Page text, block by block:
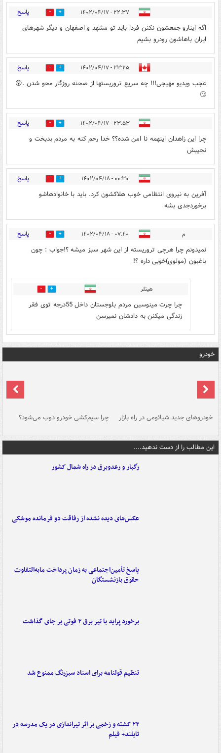
۲۲:۳۷ - ۱۴۰۲/۰۴/۱۷ 1 پاسخ
اگه اینارو جمعشون نکنن فردا باید تو مشهد و اصفهان و دیگر شهرهای
ایران باهاشون رودرو بشیم
۲۳:۲۵ - ۱۴۰۲/۰۴/۱۷ 0 پاسخ
عجب ویدیو مهیجی!!! چه سریع تروریستها از صحنه روزگار محو شدن .😲
🙄
۲۳:۵۳ - ۱۴۰۲/۰۴/۱۷ 0 پاسخ
چرا این زاهدان اینهمه نا امن شده؟؟ خدا رحم کنه به مردم بدبخت و
نجیبش
۰۰:۳۰ - ۱۴۰۲/۰۴/۱۸ 1 پاسخ
آفرین به نیروی انتظامی خوب هلاکشون کرد. باید با خانوادهاشو
برخوردجدی بشه
م ۰۷:۴۰ - ۱۴۰۲/۰۴/۱۸ 0 پاسخ
نمیدونم چرا هرچی تروریسته از این شهر سبز میشه ؟!جواب : چون
باغبون (مولوی)خوبی داره ؟!
هیتلر 0
چرا چرت مینوسین مردم بلوجستان داخل 55درجه توی فقر
زندگی میکنن به دادشان نمیرسن
خودرو
خودروهای جدید شیائومی در راه بازار چرا سیم‌کشی خودرو ذوب می‌شود؟
این مطالب را از دست ندهید....
رگبار و رعدوبرق در راه شمال کشور
عکس‌های دیده نشده از رفاقت دو فرمانده‌ موشکی
پاسخ تأمین‌اجتماعی به زمان پرداخت مابه‌التفاوت
حقوق بازنشستگان
برخورد پراید با تیر برق ۲ فوتی بر جای گذاشت
تنظیم قولنامه برای اسناد سبزرنگ ممنوع شد
۲۲ کشته و زخمی بر اثر تیراندازی در یک مدرسه در
تایلند+ فیلم